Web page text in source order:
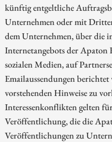
künftig entgeltliche
Unternehmen oder mit
dem Unternehmen, über die
Internetangebots der Apaton
sozialen Medien, auf
Emailaussendungen
vorstehenden Hinweise zu
Interessenkonflikten gelten
Veröffentlichung, die die
Veröffentlichungen zu